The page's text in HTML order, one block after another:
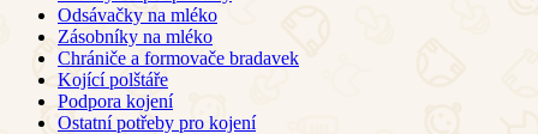
Odsávačky na mléko
Zásobníky na mléko
Chrániče a formovače bradavek
Kojící polštáře
Podpora kojení
Ostatní potřeby pro kojení